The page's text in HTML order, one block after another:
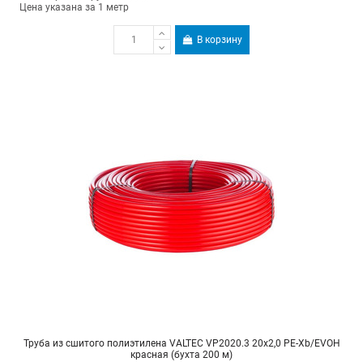
Цена указана за 1 метр
В корзину
Труба из сшитого полиэтилена VALTEC VP2020.3 20х2,0 PE-Xb/EVOH
красная (бухта 200 м)